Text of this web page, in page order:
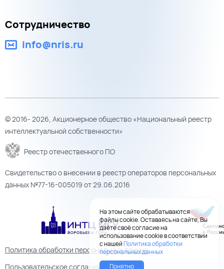
Сотрудничество
info@nris.ru
© 2016- 2026, Акционерное общество «Национальный реестр
интеллектуальной собственности»
Реестр отечественного ПО
Свидетельство о внесении в реестр операторов персональных
данных №77-16-005019 от 29.06.2016
Политика обработки персональных данных
Пользовательское соглашение
На этом сайте обрабатываются
файлы cookie. Оставаясь на сайте, Вы
даёте своё согласие на
использование cookie в соответствии
с нашейПолитика обработки
персональных данных
Понятно